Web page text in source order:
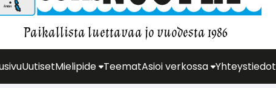
Paikallista luettavaa jo vuodesta 1986
UutisetMielipide TeematAsioi verkossa Yhteystiedot